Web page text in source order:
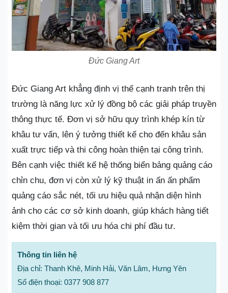
Đức Giang Art
Đức Giang Art khẳng định vị thế cạnh tranh trên thị
trường là năng lực xử lý đồng bộ các giải pháp truyền
thông thực tế. Đơn vị sở hữu quy trình khép kín từ
khâu tư vấn, lên ý tưởng thiết kế cho đến khâu sản
xuất trực tiếp và thi công hoàn thiện tại công trình.
Bên cạnh việc thiết kế hệ thống biển bảng quảng cáo
chỉn chu, đơn vị còn xử lý kỹ thuật in ấn ấn phẩm
quảng cáo sắc nét, tối ưu hiệu quả nhận diện hình
ảnh cho các cơ sở kinh doanh, giúp khách hàng tiết
kiệm thời gian và tối ưu hóa chi phí đầu tư.
Thông tin liên hệ
Địa chỉ: Thanh Khê, Minh Hải, Văn Lâm, Hưng Yên
Số điện thoại: 0377 908 877